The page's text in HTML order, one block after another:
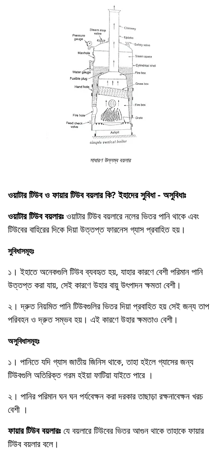
সাধারণ উল্লম্ব বয়লার
ওয়াটার টিউব ও ফায়ার টিউব বয়লার কি? ইহাদের সুবিধা - অসুবিধাঃ
ওয়াটার টিউব বয়লারঃ ওয়াটার টিউব বয়লারে নলের ভিতর পানি থাকে এবং
টিউবের বাহিরের দিকে দিয়া উত্তপ্ত ফারনেস গ্যাস প্রবাহিত হয়।
সুবিধাসমূহঃ
১। ইহাতে অনেকগুলি টিউব ব্যবহৃত হয়, যাহার কারণে বেশী পরিমান পানি
উত্তপ্ত করা যায়, সেই কারণে উহার বায়ু উৎপাদন ক্ষমতা বেশী।
২। দ্রুত নিয়মিত পানি টিউবগুলির ভিতর দিয়া প্রবাহিত হয় সেই জন্য তাপ
পরিবহন ও দ্রুত সম্ভব হয়। এই কারণে উহার ক্ষমতাও বেশী।
অসুবিধাসমূহঃ
১। পানিতে যদি গ্যাস জাতীয় জিনিস থাকে, তাহা হইলে গ্যাসের জন্য
টিউবগুলি অতিরিক্ত গরম হইয়া ফাটিয়া যাইতে পারে ।
২। পানির পরিমান ঘন ঘন পর্যবেক্ষন করা দরকার তাছাড়া রক্ষনাবেক্ষন খরচ
বেশী ।
ফায়ার টিউব বয়লারঃ যে বয়লারে টিউবের ভিতর আগুন থাকে তাহাকে ফায়ার
টিউব বয়লার বলে।